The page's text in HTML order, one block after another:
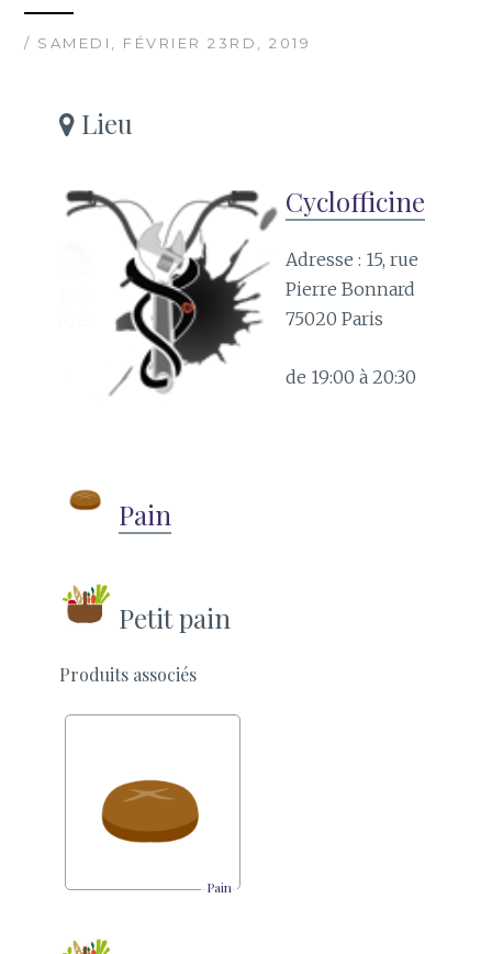
/ SAMEDI, FÉVRIER 23RD, 2019
Lieu
Cyclofficine
Adresse : 15, rue
Pierre Bonnard
75020 Paris
de 19:00 à 20:30
Pain
Petit pain
Produits associés
Pain